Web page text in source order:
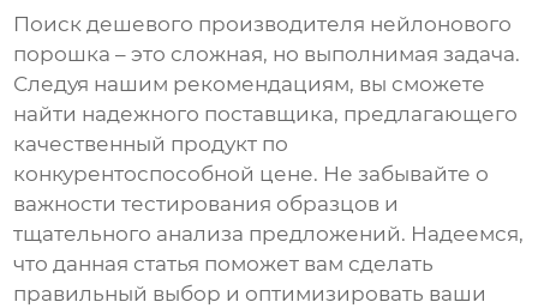
Поискдешевого производителя нейлонового
порошка – это сложная, но выполнимая задача.
Следуя нашим рекомендациям, вы сможете
найти надежного поставщика, предлагающего
качественный продукт по
конкурентоспособной цене. Не забывайте о
важности тестирования образцов и
тщательного анализа предложений. Надеемся,
что данная статья поможет вам сделать
правильный выбор и оптимизировать ваши